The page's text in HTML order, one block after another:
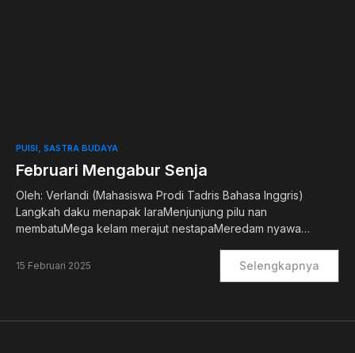
PUISI SASTRA BUDAYA
Februari Mengabur Senja
Oleh: Verlandi (Mahasiswa Prodi Tadris Bahasa Inggris)
Langkah daku menapak laraMenjunjung pilu nan
membatuMega kelam merajut nestapaMeredam nyawa…
15 Februari 2025 Selengkapnya